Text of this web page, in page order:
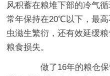
风积蓄在粮堆下部的冷气
常年保持在20℃以下，最
虫滋生繁衍，还有效延缓
粮食损失。
做了16年的粮仓保